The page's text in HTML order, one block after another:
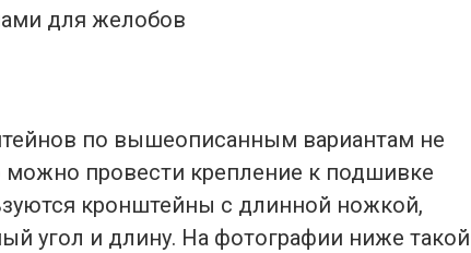
для желобов
по вышеописанным вариантам не
провести крепление к подшивке
кронштейны с длинной ножкой,
угол и длину. На фотографии ниже такой